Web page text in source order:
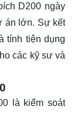
D200 ngày
án lớn. Sự kết
tính tiện dụng
các kỹ sư và
là kiểm soát